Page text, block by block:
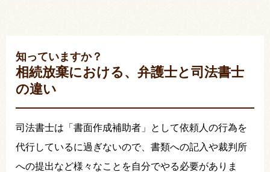
知っていますか？
相続放棄における、弁護士と司法書士
の違い
司法書士は「書面作成補助者」として依頼人の行為を
代行しているに過ぎないので、書類への記入や裁判所
への提出など様々なことを自分でやる必要がありま